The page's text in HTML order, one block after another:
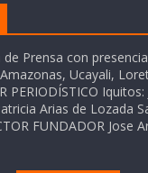
Prensa con
Ucayali,
PERIODÍSTICO Iquitos:
Arias de Lozada
FUNDADOR Jose